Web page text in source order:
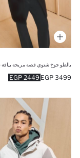
2449 EGP 3499 EGP